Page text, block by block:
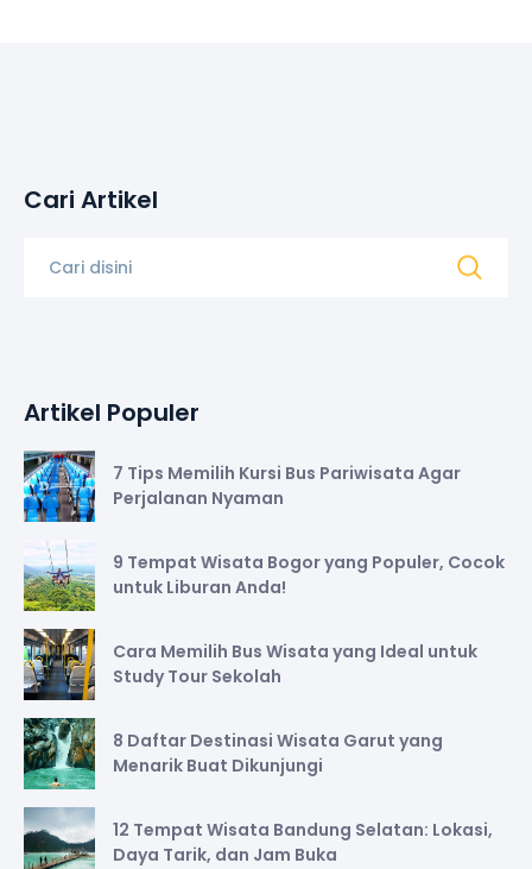
Cari Artikel
Artikel Populer
7 Tips Memilih Kursi Bus Pariwisata Agar
Perjalanan Nyaman
9 Tempat Wisata Bogor yang Populer, Cocok
untuk Liburan Anda!
Cara Memilih Bus Wisata yang Ideal untuk
Study Tour Sekolah
8 Daftar Destinasi Wisata Garut yang
Menarik Buat Dikunjungi
12 Tempat Wisata Bandung Selatan: Lokasi,
Daya Tarik, dan Jam Buka